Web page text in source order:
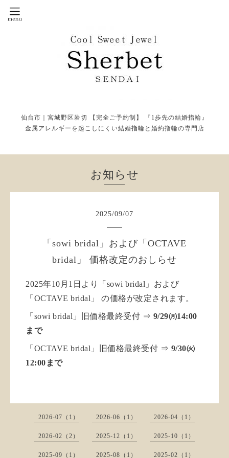
仙台市｜宮城野区岩切 【完全ご予約制】 『1歩先の結婚指輪』
金属アレルギーを起こしにくい結婚指輪と婚約指輪の専門店
お知らせ
2025/09/07
「sowi bridal」および「OCTAVE
bridal」 価格改定のおしらせ
2025年10月1日より「sowi bridal」および
「OCTAVE bridal」 の価格が改定されます。
「sowi bridal」旧価格最終受付 ⇒ 9/29㈪14:00
まで
「OCTAVE bridal」 旧価格最終受付 ⇒ 9/30㈫
12:00まで
2026-07（1） 2026-06（1） 2026-04（1）
2026-02（2） 2025-12（1） 2025-10（1）
2025-09（1） 2025-08（1） 2025-02（1）